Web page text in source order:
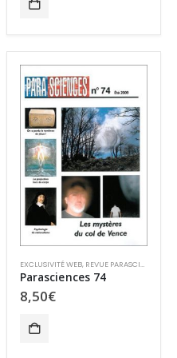
VENTE AU NUMÉRO
EXCLUSIVITÉ WEB, REVUE PARASCIENCES
Parasciences 74
8,50€